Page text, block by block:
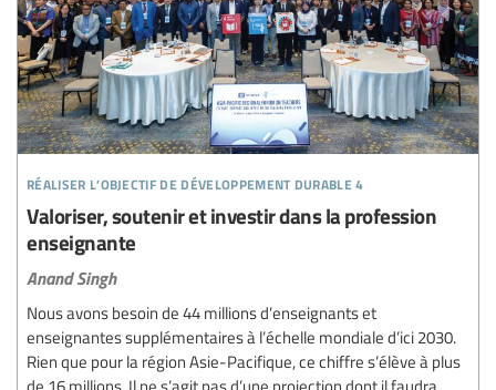
réaliser l’objectif de développement durable 4
Valoriser, soutenir et investir dans la profession
enseignante
Anand Singh
Nous avons besoin de 44 millions d’enseignants et
enseignantes supplémentaires à l’échelle mondiale d’ici 2030.
Rien que pour la région Asie-Pacifique, ce chiffre s’élève à plus
de 16 millions. Il ne s’agit pas d’une projection dont il faudra